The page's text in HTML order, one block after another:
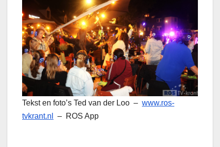
Tekst en foto’s Ted van der Loo – www.ros-
tvkrant.nl
– ROS App